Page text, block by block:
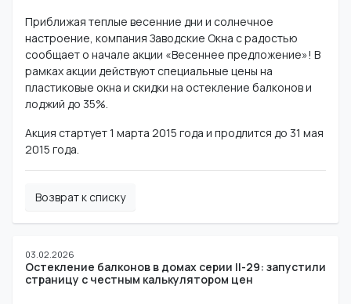
Приближая теплые весенние дни и солнечное
настроение, компания Заводские Окна с радостью
сообщает о начале акции «Весеннее предложение»! В
рамках акции действуют специальные цены на
пластиковые окна и скидки на остекление балконов и
лоджий до 35%.
Акция стартует 1 марта 2015 года и продлится до 31 мая
2015 года.
Возврат к списку
03.02.2026
Остекление балконов в домах серии II-29: запустили
страницу с честным калькулятором цен